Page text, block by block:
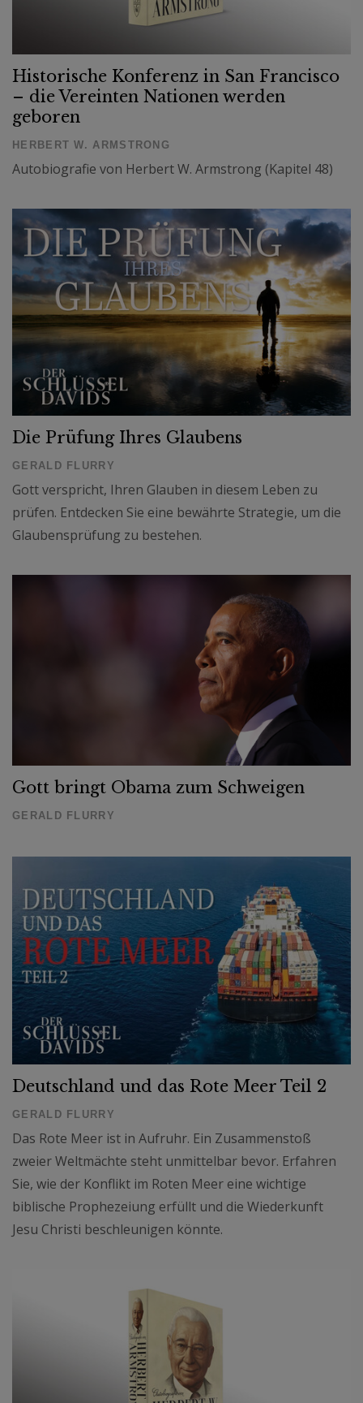
Historische Konferenz in San Francisco
– die Vereinten Nationen werden
geboren
HERBERT W. ARMSTRONG
Autobiografie von Herbert W. Armstrong (Kapitel 48)
Die Prüfung Ihres Glaubens
GERALD FLURRY
Gott verspricht, Ihren Glauben in diesem Leben zu
prüfen. Entdecken Sie eine bewährte Strategie, um die
Glaubensprüfung zu bestehen.
Gott bringt Obama zum Schweigen
GERALD FLURRY
Deutschland und das Rote Meer Teil 2
GERALD FLURRY
Das Rote Meer ist in Aufruhr. Ein Zusammenstoß
zweier Weltmächte steht unmittelbar bevor. Erfahren
Sie, wie der Konflikt im Roten Meer eine wichtige
biblische Prophezeiung erfüllt und die Wiederkunft
Jesu Christi beschleunigen könnte.